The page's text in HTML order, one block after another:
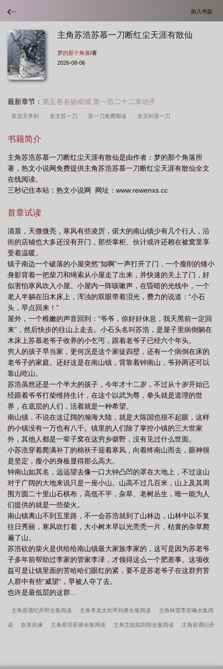
加入书架
主角苏浩苏慕一刀断红尘天涯有散仙
梦的那个角落/著
2026-08-06
最新章节： 第五卷名扬南域 第一百二十二章动手
苏浩天李剑 女主苏一刀 苏一刀免费阅读 女主叫苏一刀
书籍简介
主角苏浩苏慕一刀断红尘天涯有散仙是由作者：梦的那个角落所
著，热文小说网免费提供主角苏浩苏慕一刀断红尘天涯有散仙全文
在线阅读。
三秒记住本站：热文小说网 网址：www.rewenxs.cc
首章试读
清晨，天微微亮，寒风有些凌厉，偌大的南山镇少有几个行人，沿
街的店铺也大多还没有开门，那些掌柜、伙计或许还赖在被窝里享
受着温暖。
镇子南边一个破落的小屋突然“知啊”一声打开了门，一个瘦削的矮小
身影背着一把柴刀和绳索从小屋走了出来，并快速的关上了门，好
似害怕寒风吹入小屋。小屋内一阵咳嗽声，在昏暗的光线中，一个
老人半躺在旧木床上，浑浊的双眼带着泪光，费力的说道：“小石
头，早点回来！”
屋外，一个稚嫩的声音回到：“爷爷，你好好休息，我天黑前一定回
来”，然后快步的往山上走去。小石头名叫苏浩，是屋子里病倒躺在
木床上苏慕老爷子收养的小乞丐，跟着老爷子已经六个年头。
穷人的孩子早当家，更何况是这个家徒四壁，还有一个病倒在床的
老爷子的家庭。还好这是在南山镇，背靠着钟南山，爷孙两还可以
靠山吃山。
苏浩虽然还是一个半大的孩子，今年才十二岁，不过从十岁开始已
经跟着爷爷打柴维持生计，在这个以武为尊，拳头就是道理的世
界，在底层的人们，活着就是一种希望。
南山镇，不说在这辽阔的瀚海大陆，就是大陈国也很不起眼，这样
的小镇没有一万也有八千。镇里的人们除了掌控小镇的三大世家
外，其他人都是一辈子窝在这穷乡僻野，没有见过什么世面。
小苏浩穿着爬满补丁的棉袄子迎着寒风，向着终南山而去，眼神很
是坚定，瘦小的身板显得那么高大。
钟南山如其名，远远望去像一口大钟凸凹的罩在大地上，不过这山
对于广阔的大地来说只是一座小山。山高不过几百米，山上及其周
围方圆二十里山石棋布，高低不平，杂草、老树丛生，唯一能为人
们提供的就是一些柴火。
南山镇离山不到五里路，不一会苏浩就到了山林边，山林中以不复
往日秀丽，寒风吹打着，大小树木早以光秃秃一片，枯黄的杂草爬
遍了山。
苏浩砍的柴火是供给给南山镇最大家族李家的，这可是因为苏老爷
子多年前帮助过李家的管家李泽，才领得这么一个肥差事。这项收
益可是让镇里面的苦哈哈们眼红的紧，要不是苏老爷子在这群穷苦
人群中有些“威望”，早被人夺了去。
也许是最低层的这群...
主角容遇纪舟野全集阅读 主角李老太刘琴刘勇全集阅读 主角林震李若曦全集阅
读 欢喜良缘 主角苏浩苏慕全集阅读 主角文姒姒刘煊全集阅读 主角容遇纪舟